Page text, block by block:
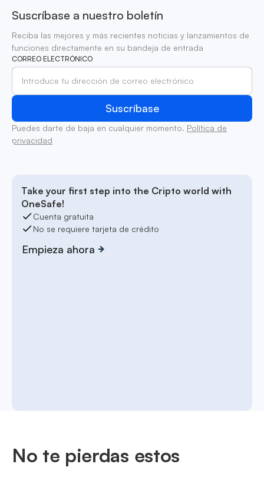
Suscríbase a nuestro boletín
Reciba las mejores y más recientes noticias y lanzamientos de
funciones directamente en su bandeja de entrada
CORREO ELECTRÓNICO
Puedes darte de baja en cualquier momento. Política de
privacidad
Take your first step into the Cripto world with
OneSafe!
Cuenta gratuita
No se requiere tarjeta de crédito
Empieza ahora
No te pierdas estos